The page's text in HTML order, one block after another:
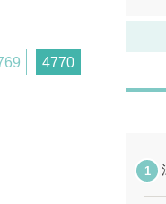
4770